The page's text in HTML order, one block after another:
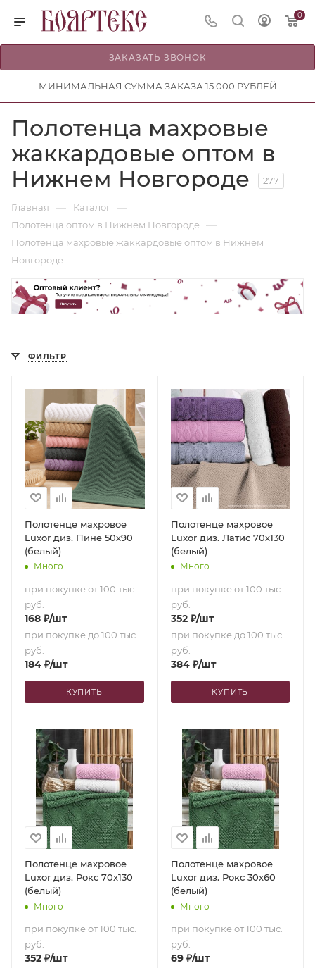
0
ЗАКАЗАТЬ ЗВОНОК
МИНИМАЛЬНАЯ СУММА ЗАКАЗА 15 000 РУБЛЕЙ
Полотенца махровые
жаккардовые оптом в
Нижнем Новгороде
277
Главная — Каталог —
Полотенца оптом в Нижнем Новгороде —
Полотенца махровые жаккардовые оптом в Нижнем
Новгороде
ФИЛЬТР
Полотенце махровое
Luxor диз. Пине 50х90
(белый)
Много
при покупке от 100 тыс.
руб.
168 ₽/шт
при покупке до 100 тыс.
руб.
184 ₽/шт
КУПИТЬ
Полотенце махровое
Luxor диз. Латис 70х130
(белый)
Много
при покупке от 100 тыс.
руб.
352₽/шт
при покупке до 100 тыс.
руб.
384₽/шт
КУПИТЬ
Полотенце махровое
Luxor диз. Рокс 70х130
(белый)
Много
при покупке от 100 тыс.
руб.
352 ₽/шт
Полотенце махровое
Luxor диз. Рокс 30х60
(белый)
Много
при покупке от 100 тыс.
руб.
69₽/шт